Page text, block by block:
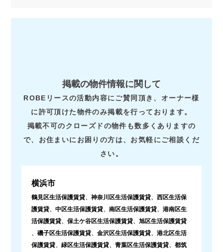
掲載の物件情報に関して
ROBEリースの活動内容にご賛同頂き、オーナー様
に許可頂けた物件のみ掲載を行っております。
掲載不可のクローズドの物件も数多くありますの
で、お住まいにお困りの方は、お気軽にご相談くだ
さい。
横浜市
鶴見区生活保護賃貸、 神奈川区生活保護賃貸、 西区生活保
護賃貸、 中区生活保護賃貸、 南区生活保護賃貸、 港南区生
活保護賃貸、 保土ケ谷区生活保護賃貸、 旭区生活保護賃貸
、 磯子区生活保護賃貸、 金沢区生活保護賃貸、 港北区生活
保護賃貸、 緑区生活保護賃貸、 青葉区生活保護賃貸、 都筑